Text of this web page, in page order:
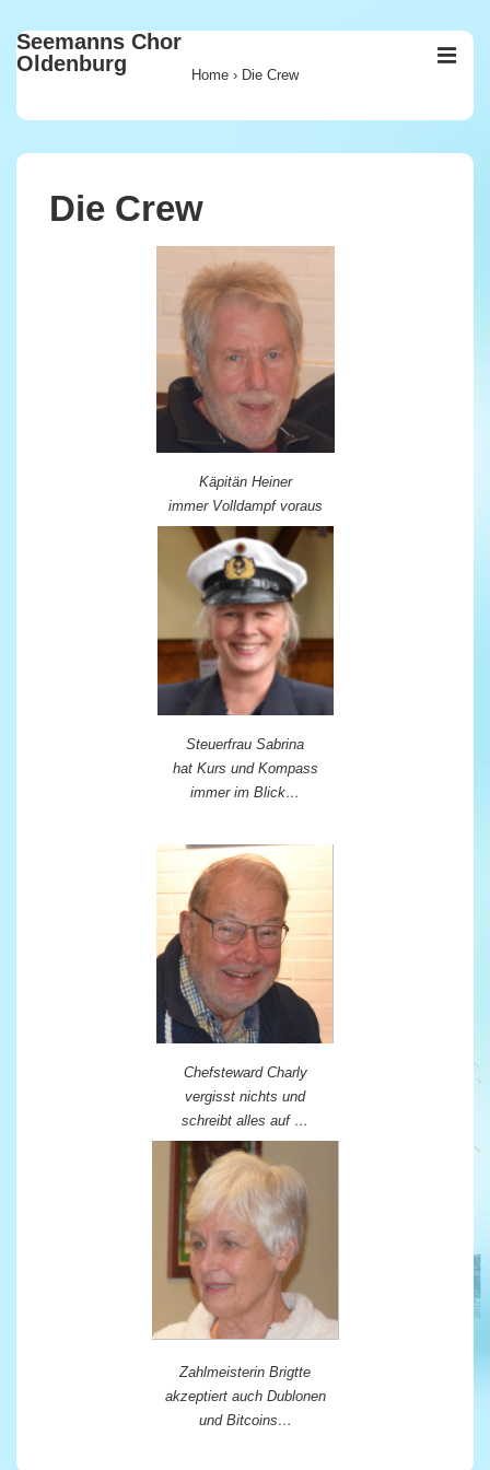
Zum
Inhalt
Seemanns Chor
Oldenburg
Main
Navigation
Home › Die Crew
Die Crew
Käpitän Heiner
immer Volldampf voraus
Steuerfrau Sabrina
hat Kurs und Kompass
immer im Blick…
Chefsteward Charly
vergisst nichts und
schreibt alles auf …
Zahlmeisterin Brigtte
akzeptiert auch Dublonen
und Bitcoins…